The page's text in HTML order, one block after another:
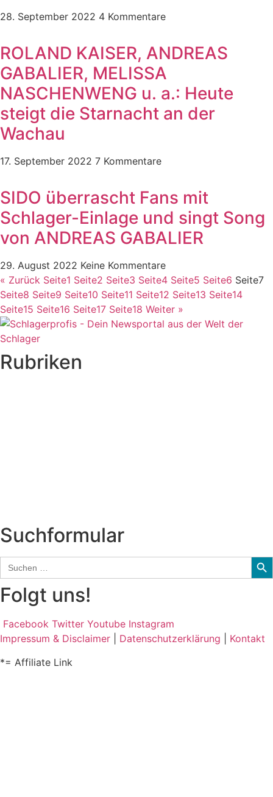
28. September 2022 4 Kommentare
ROLAND KAISER, ANDREAS
GABALIER, MELISSA
NASCHENWENG u. a.: Heute
steigt die Starnacht an der
Wachau
17. September 2022 7 Kommentare
SIDO überrascht Fans mit
Schlager-Einlage und singt Song
von ANDREAS GABALIER
29. August 2022 Keine Kommentare
« Zurück Seite1 Seite2 Seite3 Seite4 Seite5 Seite6 Seite7
Seite8 Seite9 Seite10 Seite11 Seite12 Seite13 Seite14
Seite15 Seite16 Seite17 Seite18 Weiter »
Rubriken
Suchformular
Search
for:
Folgt uns!
Facebook Twitter Youtube Instagram
Impressum & Disclaimer
Datenschutzerklärung
Kontakt
*= Affiliate Link